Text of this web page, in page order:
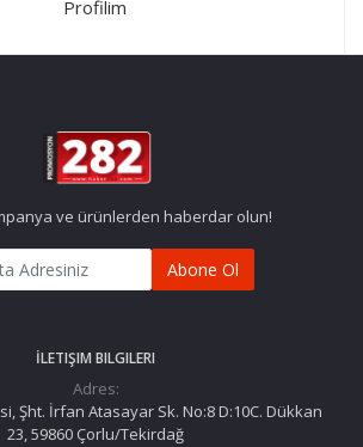
Profilim
ve ürünlerden haberdar olun!
Abone Ol
İLETIŞIM BILGILERI
Adres:
Şht. İrfan Atasayar Sk. No:8 D:10C. Dükkan
23, 59860 Çorlu/Tekirdağ